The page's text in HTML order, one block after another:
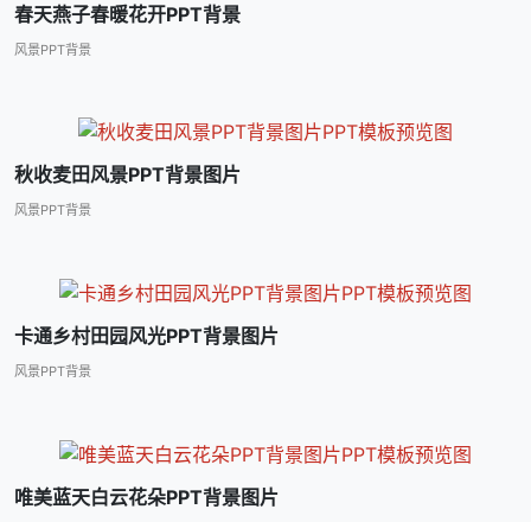
春天燕子春暖花开PPT背景
风景PPT背景
秋收麦田风景PPT背景图片
风景PPT背景
卡通乡村田园风光PPT背景图片
风景PPT背景
唯美蓝天白云花朵PPT背景图片